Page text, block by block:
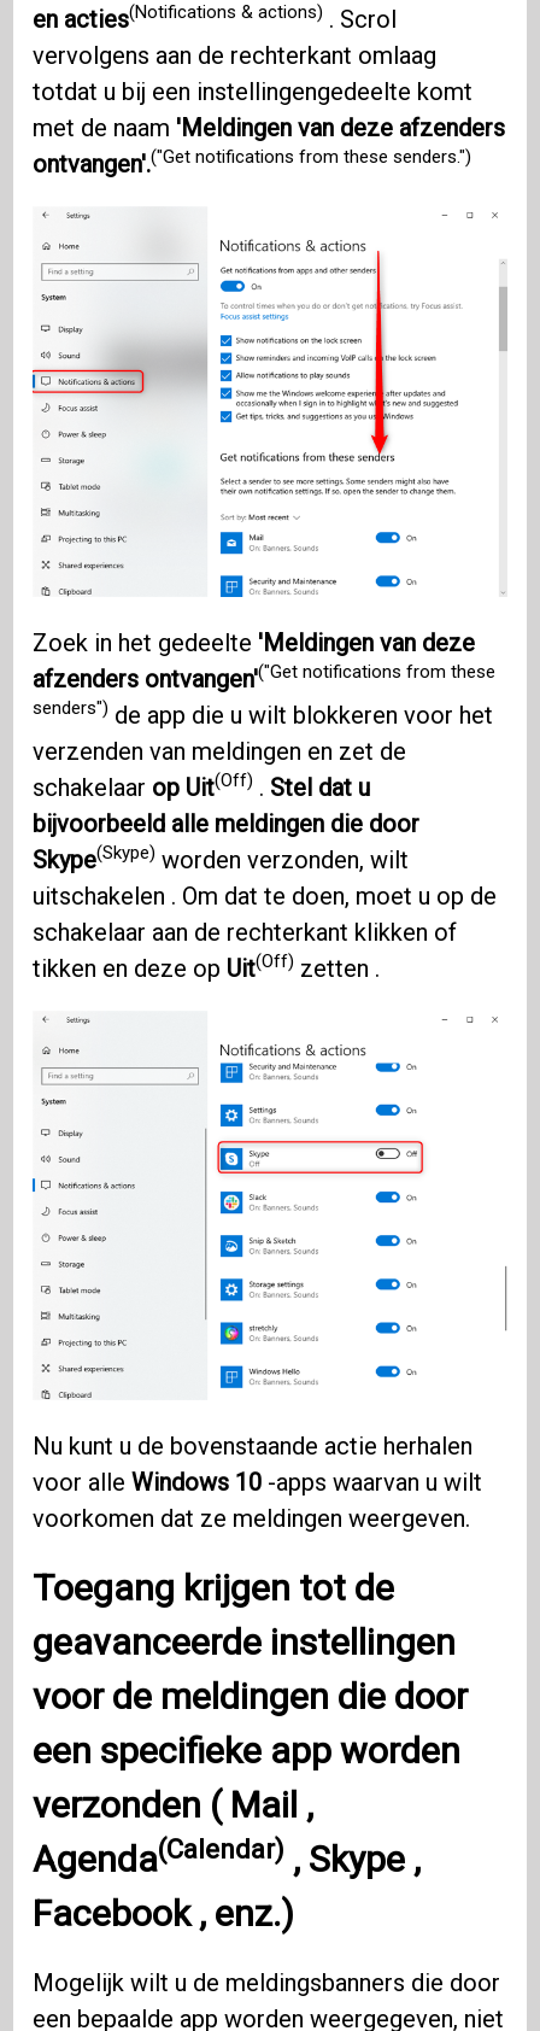
en acties(Notifications & actions) . Scrol
vervolgens aan de rechterkant omlaag
totdat u bij een instellingengedeelte komt
met de naam 'Meldingen van deze afzenders
ontvangen'.("Get notifications from these senders.")
Zoek in het gedeelte 'Meldingen van deze
afzenders ontvangen'("Get notifications from these
senders") de app die u wilt blokkeren voor het
verzenden van meldingen en zet de
schakelaar op Uit(Off) . Stel dat u
bijvoorbeeld alle meldingen die door
Skype(Skype) worden verzonden, wilt
uitschakelen . Om dat te doen, moet u op de
schakelaar aan de rechterkant klikken of
tikken en deze op Uit(Off) zetten .
Nu kunt u de bovenstaande actie herhalen
voor alleWindows 10 -apps waarvan u wilt
voorkomen dat ze meldingen weergeven.
Toegang krijgen tot de
geavanceerde instellingen
voor de meldingen die door
een specifieke app worden
verzonden ( Mail ,
Agenda(Calendar) , Skype ,
Facebook, enz.)
Mogelijk wilt u de meldingsbanners die door
een bepaalde app worden weergegeven, niet